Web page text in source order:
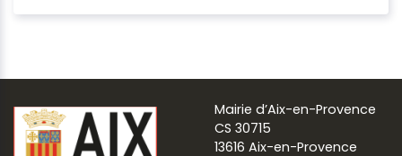
Mairie d’Aix-en-Provence
CS 30715
13616 Aix-en-Provence